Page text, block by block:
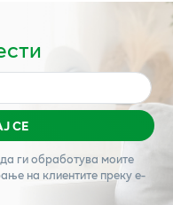
СЕ
да ги обработува моите
на клиентите преку е-